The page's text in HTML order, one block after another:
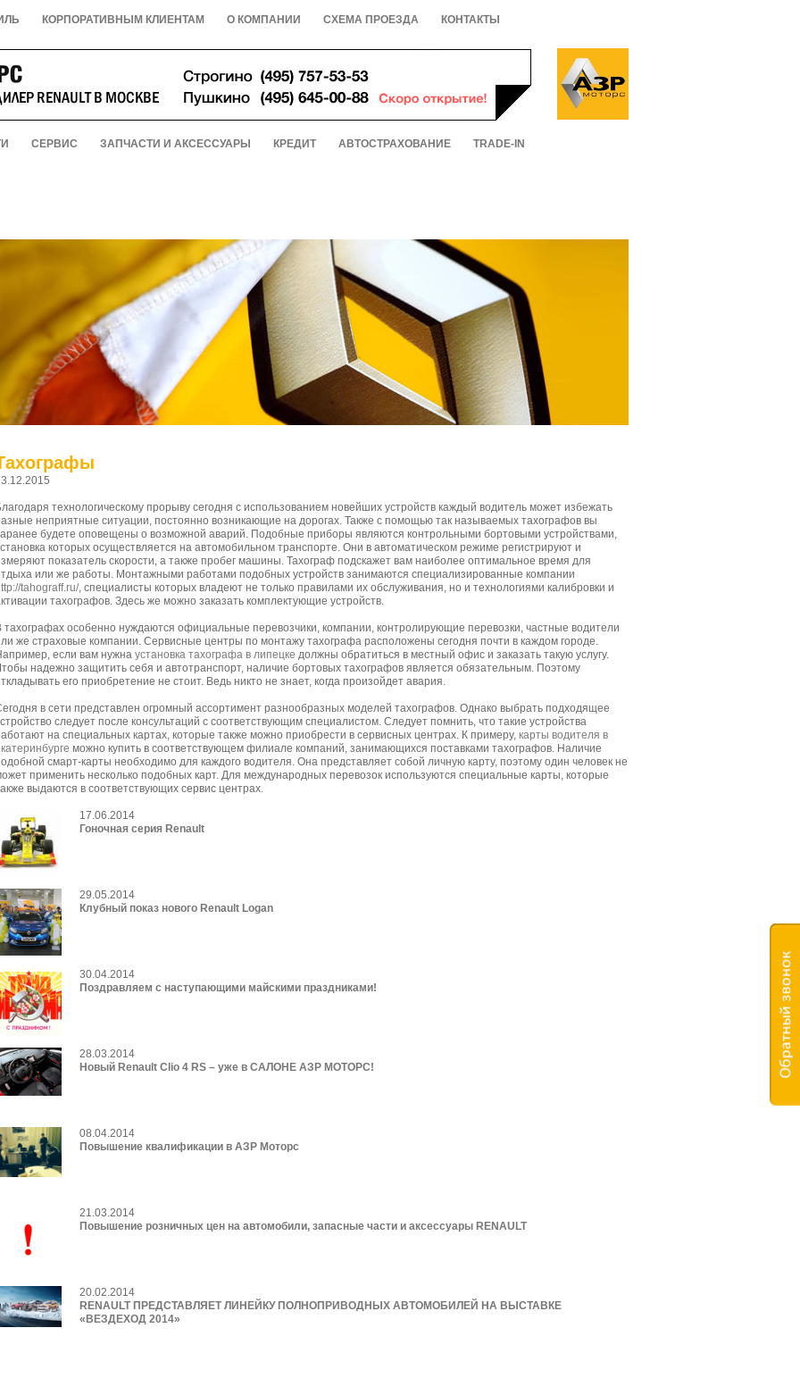
КОРПОРАТИВНЫМ КЛИЕНТАМ О КОМПАНИИ СХЕМА ПРОЕЗДА КОНТАКТЫ
СЕРВИС ЗАПЧАСТИ И АКСЕССУАРЫ КРЕДИТ АВТОСТРАХОВАНИЕ TRADE-IN
технологическому прорыву сегодня с использованием новейших устройств каждый водитель может избежать
неприятные ситуации, постоянно возникающие на дорогах. Также с помощью так называемых тахографов вы
будете оповещены о возможной аварий. Подобные приборы являются контрольными бортовыми устройствами,
которых осуществляется на автомобильном транспорте. Они в автоматическом режиме регистрируют и
показатель скорости, а также пробег машины. Тахограф подскажет вам наиболее оптимальное время для
или же работы. Монтажными работами подобных устройств занимаются специализированные компании
tahograff.ru/, специалисты которых владеют не только правилами их обслуживания, но и технологиями калибровки и
тахографов. Здесь же можно заказать комплектующие устройств.
тахографах особенно нуждаются официальные перевозчики, компании, контролирующие перевозки, частные водители
же страховые компании. Сервисные центры по монтажу тахографа расположены сегодня почти в каждом городе.
если вам нужна установка тахографа в липецке должны обратиться в местный офис и заказать такую услугу.
надежно защитить себя и автотранспорт, наличие бортовых тахографов является обязательным. Поэтому
его приобретение не стоит. Ведь никто не знает, когда произойдет авария.
в сети представлен огромный ассортимент разнообразных моделей тахографов. Однако выбрать подходящее
следует после консультаций с соответствующим специалистом. Следует помнить, что такие устройства
на специальных картах, которые также можно приобрести в сервисных центрах. К примеру, карты водителя в
можно купить в соответствующем филиале компаний, занимающихся поставками тахографов. Наличие
смарт-карты необходимо для каждого водителя. Она представляет собой личную карту, поэтому один человек не
применить несколько подобных карт. Для международных перевозок используются специальные карты, которые
выдаются в соответствующих сервис центрах.
17.06.2014
Гоночная серия Renault
29.05.2014
Клубный показ нового Renault Logan
30.04.2014
Поздравляем с наступающими майскими праздниками!
28.03.2014
Новый Renault Clio 4 RS – уже в САЛОНЕ АЗР МОТОРС!
08.04.2014
Повышение квалификации в АЗР Моторс
21.03.2014
Повышение розничных цен на автомобили, запасные части и аксессуары RENAULT
20.02.2014
RENAULT ПРЕДСТАВЛЯЕТ ЛИНЕЙКУ ПОЛНОПРИВОДНЫХ АВТОМОБИЛЕЙ НА ВЫСТАВКЕ
«ВЕЗДЕХОД 2014»